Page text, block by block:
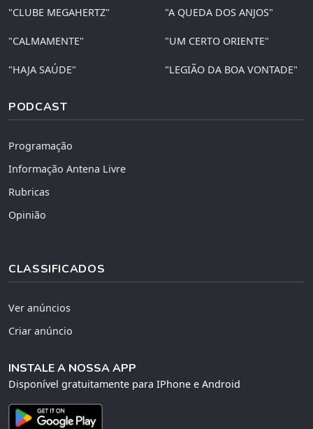
"CLUBE MEGAHERTZ" "A QUEDA DOS ANJOS"
"CALMAMENTE" "UM CERTO ORIENTE"
"HAJA SAÚDE" "LEGIÃO DA BOA VONTADE"
PODCAST
Programação
Informação Antena Livre
Rubricas
Opinião
CLASSIFICADOS
Ver anúncios
Criar anúncio
INSTALE A NOSSA APP
Disponível gratuitamente para IPhone e Android